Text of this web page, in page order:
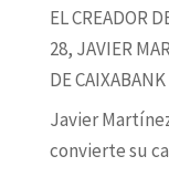
EL CREADOR
28, JAVIER
DE
Javier
convierte su